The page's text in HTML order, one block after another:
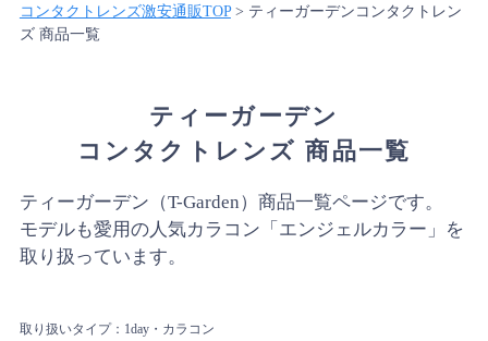
コンタクトレンズ激安通販TOP> ティーガーデンコンタクトレン
ズ 商品一覧
ティーガーデン
コンタクトレンズ 商品一覧
ティーガーデン（T-Garden）商品一覧ページです。
モデルも愛用の人気カラコン「エンジェルカラー」を
取り扱っています。
取り扱いタイプ：1day・カラコン